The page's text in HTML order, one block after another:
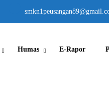
Humas E-Rapor